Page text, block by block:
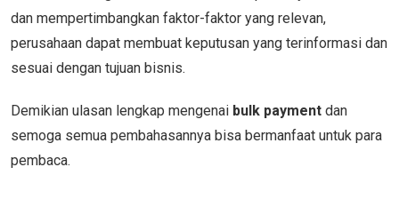
dan mempertimbangkan faktor-faktor yang relevan,
perusahaan dapat membuat keputusan yang terinformasi dan
sesuai dengan tujuan bisnis.
Demikian ulasan lengkap mengenai bulk payment dan
semoga semua pembahasannya bisa bermanfaat untuk para
pembaca.